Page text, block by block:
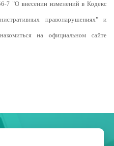
7 "О внесении изменений в Кодекс
правонарушениях" и
на официальном сайте